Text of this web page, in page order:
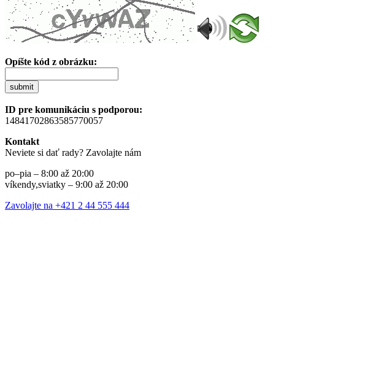
Opíšte kód z obrázku:
submit
ID pre komunikáciu s podporou:
14841702863585770057
Kontakt
Neviete si dať rady? Zavolajte nám
po–pia – 8:00 až 20:00
víkendy,sviatky – 9:00 až 20:00
Zavolajte na +421 2 44 555 444